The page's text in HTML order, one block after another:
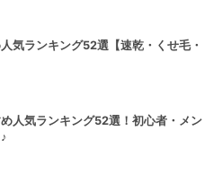
気ランキング52選【速乾・くせ毛・
人気ランキング52選！初心者・メン